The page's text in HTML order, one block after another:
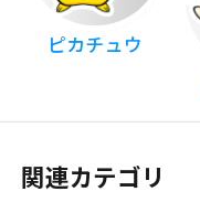
ピカチュウ
関連カテゴリ